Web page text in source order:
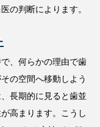
の判断によります。
、何らかの理由で歯
の空間へ移動しよう
長期的に見ると歯並
高まります。こうし